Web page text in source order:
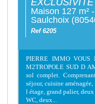
Maison 127 m²
Saulchoix
Ref 6205
PIERRE IMMO VOUS
M2TROPOLE SUD D
sol complet.
séjour, cuisine
l étage, grand palier,
WC, deux...